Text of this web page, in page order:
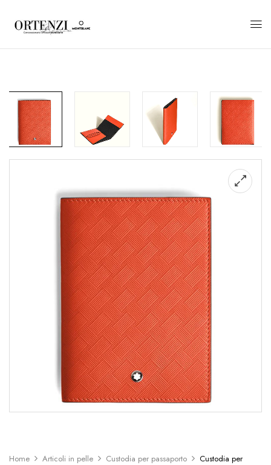
Home Articoli in pelle Custodia per passaporto
Custodia per